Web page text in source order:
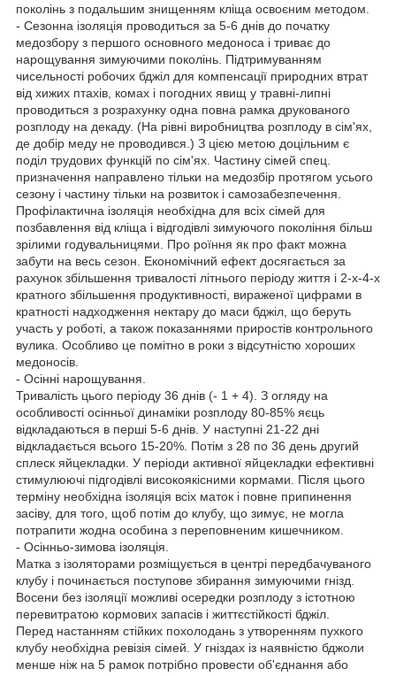
поколінь з подальшим знищенням кліща освоєним методом.
- Сезонна ізоляція проводиться за 5-6 днів до початку
медозбору з першого основного медоноса і триває до
нарощування зимуючими поколінь. Підтримуванням
чисельності робочих бджіл для компенсації природних втрат
від хижих птахів, комах і погодних явищ у травні-липні
проводиться з розрахунку одна повна рамка друкованого
розплоду на декаду. (На рівні виробництва розплоду в сім'ях,
де добір меду не проводився.) З цією метою доцільним є
поділ трудових функцій по сім'ях. Частину сімей спец.
призначення направлено тільки на медозбір протягом усього
сезону і частину тільки на розвиток і самозабезпечення.
Профілактична ізоляція необхідна для всіх сімей для
позбавлення від кліща і відгодівлі зимуючого покоління більш
зрілими годувальницями. Про роїння як про факт можна
забути на весь сезон. Економічний ефект досягається за
рахунок збільшення тривалості літнього періоду життя і 2-х-4-х
кратного збільшення продуктивності, вираженої цифрами в
кратності надходження нектару до маси бджіл, що беруть
участь у роботі, а також показаннями приростів контрольного
вулика. Особливо це помітно в роки з відсутністю хороших
медоносів.
- Осінні нарощування.
Тривалість цього періоду 36 днів (- 1 + 4). З огляду на
особливості осінньої динаміки розплоду 80-85% яєць
відкладаються в перші 5-6 днів. У наступні 21-22 дні
відкладається всього 15-20%. Потім з 28 по 36 день другий
сплеск яйцекладки. У періоди активної яйцекладки ефективні
стимулюючі підгодівлі високоякісними кормами. Після цього
терміну необхідна ізоляція всіх маток і повне припинення
засіву, для того, щоб потім до клубу, що зимує, не могла
потрапити жодна особина з переповненим кишечником.
- Осінньо-зимова ізоляція.
Матка з ізоляторами розміщується в центрі передбачуваного
клубу і починається поступове збирання зимуючими гнізд.
Восени без ізоляції можливі осередки розплоду з істотною
перевитратою кормових запасів і життєстійкості бджіл.
Перед настанням стійких похолодань з утворенням пухкого
клубу необхідна ревізія сімей. У гніздах із наявністю бджоли
менше ніж на 5 рамок потрібно провести об'єднання або